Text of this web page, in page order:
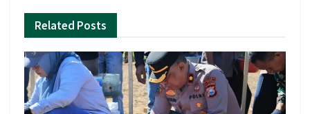
Related Posts